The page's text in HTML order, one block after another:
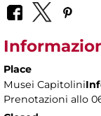
Place
Musei Capitolini
Prenotazioni allo